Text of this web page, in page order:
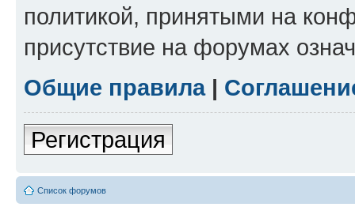
политикой, принятыми на
присутствие на форумах
Общие правила|
Регистрация
Список форумов